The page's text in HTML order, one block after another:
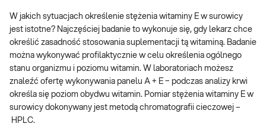
W jakich sytuacjach określenie stężenia witaminy E w surowicy
jest istotne? Najczęściej badanie to wykonuje się, gdy lekarz chce
określić zasadność stosowania suplementacji tą witaminą. Badanie
można wykonywać profilaktycznie w celu określenia ogólnego
stanu organizmu i poziomu witamin. W laboratoriach możesz
znaleźć ofertę wykonywania panelu A + E − podczas analizy krwi
określa się poziom obydwu witamin. Pomiar stężenia witaminy E w
surowicy dokonywany jest metodą chromatografii cieczowej –
HPLC.